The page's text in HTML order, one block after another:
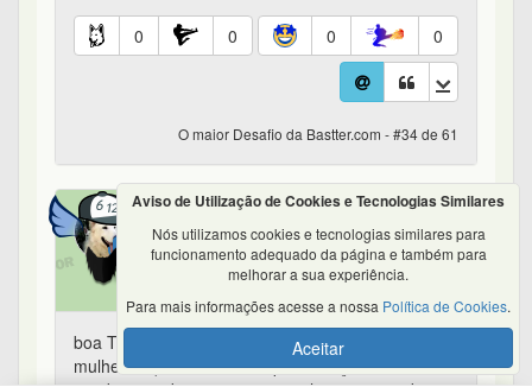
0 0 0 0
O maior Desafio da Bastter.com - #34 de 61
em 24/04/2017 11:30
boa Turco, espetacular e na minha experiencia as
mulheres q se interessam por finanças acabam
Aviso de Utilização de Cookies e Tecnologias Similares
Nós utilizamos cookies e tecnologias similares para
funcionamento adequado da página e também para
melhorar a sua experiência.
Para mais informações acesse a nossa Política de Cookies.
Aceitar